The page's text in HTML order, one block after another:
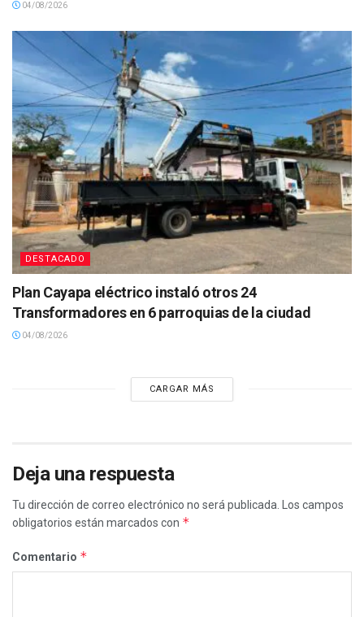
04/08/2026
DESTACADO
Plan Cayapa eléctrico instaló otros 24
Transformadores en 6 parroquias de la ciudad
04/08/2026
CARGAR MÁS
Deja una respuesta
Tu dirección de correo electrónico no será publicada.
Los campos
obligatorios están marcados con *
Comentario *